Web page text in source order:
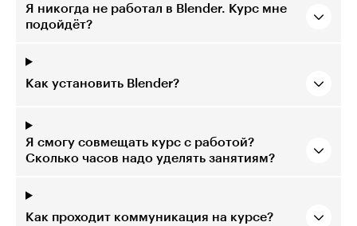
Я никогда не работал в Blender. Курс мне
подойдёт?
Как установить Blender?
Я смогу совмещать курс с работой?
Сколько часов надо уделять занятиям?
Как проходит коммуникация на курсе?